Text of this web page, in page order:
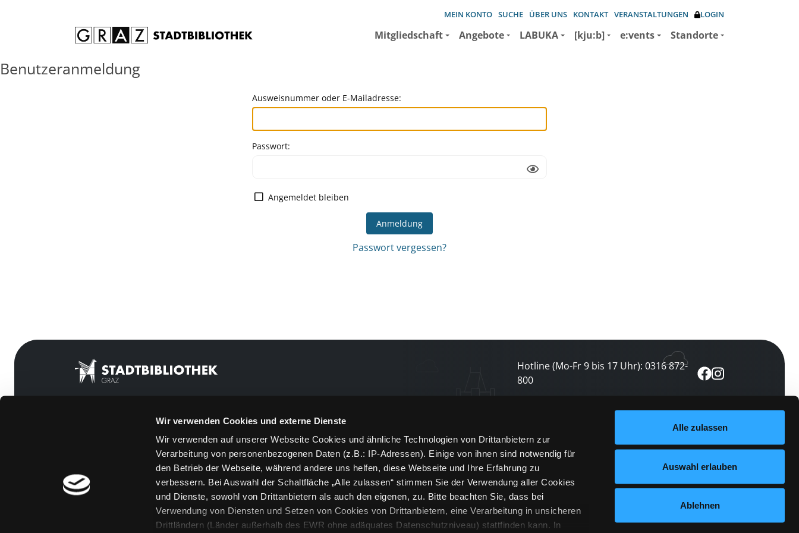
Wir verwenden Cookies und externe Dienste
Wir verwenden auf unserer Webseite Cookies und ähnliche Technologien von Drittanbietern zur
Verarbeitung von personenbezogenen Daten (z.B.: IP-Adressen). Einige von ihnen sind notwendig für
den Betrieb der Webseite, während andere uns helfen, diese Webseite und Ihre Erfahrung zu
verbessern. Bei Auswahl der Schaltfläche „Alle zulassen“ stimmen Sie der Verwendung aller Cookies
und Dienste, sowohl von Drittanbietern als auch den eigenen, zu. Bitte beachten Sie, dass bei
Verwendung von Diensten und Setzen von Cookies von Drittanbietern, eine Verarbeitung in unsicheren
Drittländern (Länder außerhalb des EWR ohne adäquates Datenschutzniveau) stattfinden kann. In
Alle zulassen
Auswahl erlauben
Ablehnen
MEIN KONTO SUCHE ÜBER UNS KONTAKT VERANSTALTUNGEN LOGIN
Mitgliedschaft Angebote LABUKA [kju:b] e:vents Standorte
Benutzeranmeldung
Ausweisnummer oder E-Mailadresse:
Passwort:
Angemeldet bleiben
Passwort vergessen?
Hotline (Mo-Fr 9 bis 17 Uhr): 0316 872-
800
[kju:b]
Feedback
Kontakt
Über uns
Jobs
Medienwunsch
FAQs
Newsletter abonnieren
und keine Veranstaltung verpassen
jetzt abonnieren